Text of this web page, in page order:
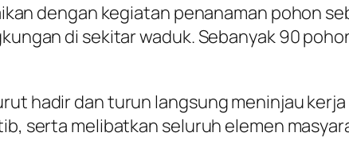
dengan kegiatan penanaman pohon
di sekitar waduk. Sebanyak 90
hadir dan turun langsung meninjau
serta melibatkan seluruh elemen